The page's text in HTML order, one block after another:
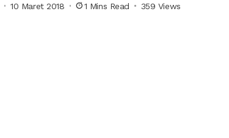
10 Maret 2018 1 Mins Read 359 Views